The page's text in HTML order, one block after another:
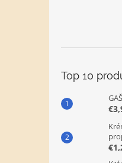
Top 10